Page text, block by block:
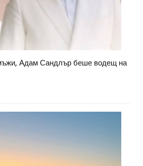
Адам Сандлър беше водещ на